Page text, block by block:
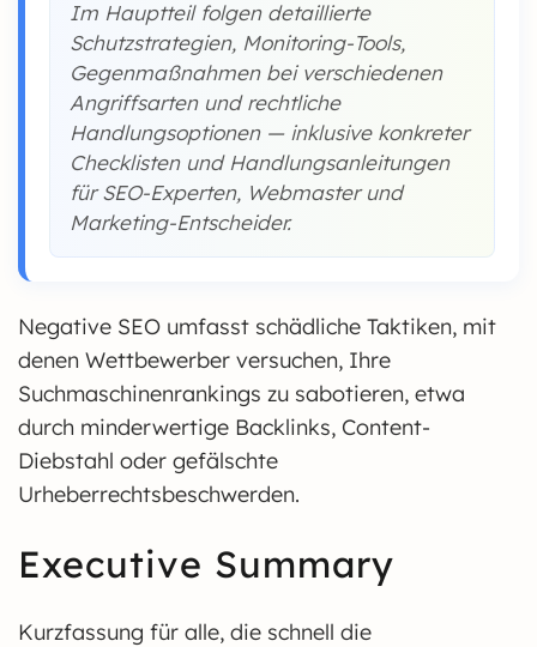
Im Hauptteil folgen detaillierte
Schutzstrategien, Monitoring-Tools,
Gegenmaßnahmen bei verschiedenen
Angriffsarten und rechtliche
Handlungsoptionen — inklusive konkreter
Checklisten und Handlungsanleitungen
für SEO-Experten, Webmaster und
Marketing-Entscheider.
Negative SEO umfasst schädliche Taktiken, mit
denen Wettbewerber versuchen, Ihre
Suchmaschinenrankings zu sabotieren, etwa
durch minderwertige Backlinks, Content-
Diebstahl oder gefälschte
Urheberrechtsbeschwerden.
Executive Summary
Kurzfassung für alle, die schnell die